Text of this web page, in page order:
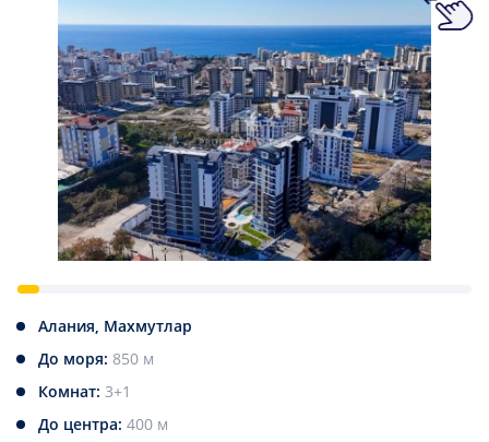
Алания, Махмутлар
До моря: 850 м
Комнат: 3+1
До центра: 400 м